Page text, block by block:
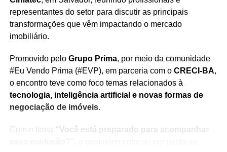
representantes do setor para discutir as principais
transformações que vêm impactando o mercado
imobiliário.
Promovido pelo Grupo Prima, por meio da comunidade
#Eu Vendo Prima (#EVP), em parceria com o CRECI-BA,
o encontro teve como foco temas relacionados à
tecnologia, inteligência artificial e novas formas de
negociação de imóveis.
Com o tema “Você está preparado para acompanhar